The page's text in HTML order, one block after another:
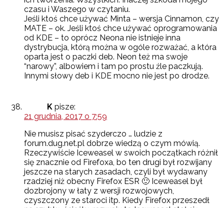
czasu i Waszego w czytaniu.
Jeśli ktoś chce używać Minta – wersja Cinnamon, czy
MATE – ok. Jeśli ktoś chce używać oprogramowania
od KDE – to oprócz Neona nie istnieje inna
dystrybucja, którą można w ogóle rozważać, a która
oparta jest o paczki deb. Neon też ma swoje
“narowy”, albowiem i tam po prostu źle paczkują.
Innymi słowy deb i KDE mocno nie jest po drodze.
K pisze:
21 grudnia, 2017 o 7:59
Nie musisz pisać szyderczo … ludzie z
forum.dug.net.pl dobrze wiedzą o czym mówią.
Rzeczywiście Iceweasel w swoich początkach różnił
się znacznie od Firefoxa, bo ten drugi był rozwijany
jeszcze na starych zasadach, czyli był wydawany
rzadziej niż obecny Firefox ESR 🙂 Iceweasel był
dozbrojony w łaty z wersji rozwojowych,
czyszczony ze staroci itp. Kiedy Firefox przeszedł